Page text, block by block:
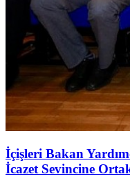
İçişleri Bakan
İcazet Sevincine